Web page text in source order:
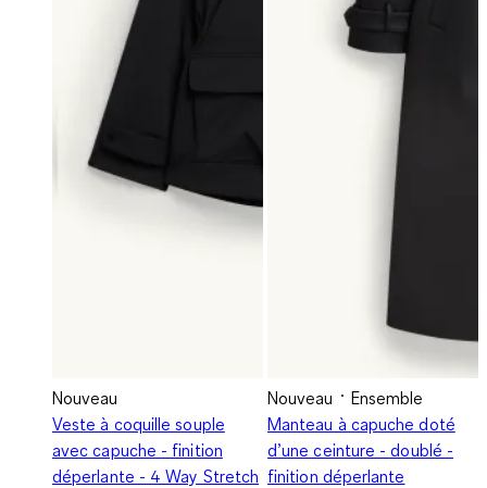
Nouveau
Veste à coquille souple
avec capuche - finition
déperlante - 4 Way Stretch
Nouveau
Ensemble
Manteau à capuche doté
d’une ceinture - doublé -
finition déperlante